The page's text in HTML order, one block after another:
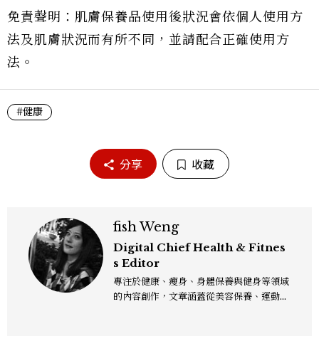
免責聲明：肌膚保養品使用後狀況會依個人使用方
法及肌膚狀況而有所不同，並請配合正確使用方
法。
#健康
分享 收藏
fish Weng
Digital Chief Health & Fitnes
s Editor
專注於健康、瘦身、身體保養與健身等領域
的內容創作，文章涵蓋從美容保養、運動健